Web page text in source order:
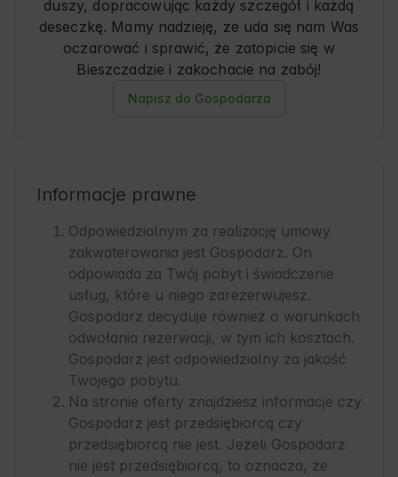
duszy, dopracowując każdy szczegół i każdą
deseczkę. Mamy nadzieję, że uda się nam Was
oczarować i sprawić, że zatopicie się w
Bieszczadzie i zakochacie na zabój!
Napisz do Gospodarza
Informacje prawne
Odpowiedzialnym za realizację umowy
zakwaterowania jest Gospodarz. On
odpowiada za Twój pobyt i świadczenie
usług, które u niego zarezerwujesz.
Gospodarz decyduje również o warunkach
odwołania rezerwacji, w tym ich kosztach.
Gospodarz jest odpowiedzialny za jakość
Twojego pobytu.
Na stronie oferty znajdziesz informacje czy
Gospodarz jest przedsiębiorcą czy
przedsiębiorcą nie jest. Jeżeli Gospodarz
nie jest przedsiębiorcą, to oznacza, że